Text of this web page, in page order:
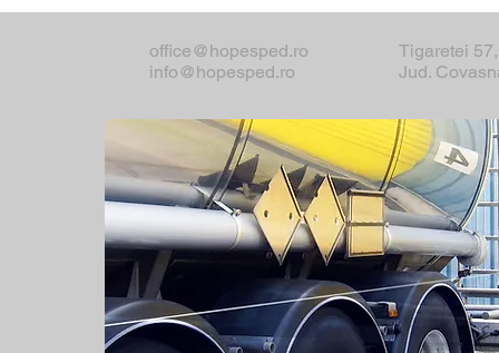
office@hopesped.ro
info@hopesped.ro
Tigaretei
Jud.